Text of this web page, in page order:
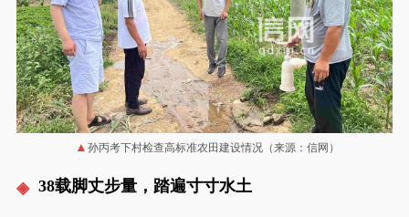
孙丙考下村检查高标准农田建设情况（来源：信网）
38载脚丈步量，踏遍寸寸水土